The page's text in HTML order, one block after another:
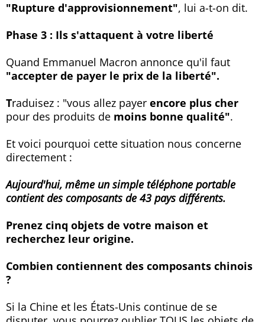
"Rupture d'approvisionnement", lui a-t-on dit.
Phase 3 : Ils s'attaquent à votre liberté
Quand Emmanuel Macron annonce qu'il faut
"accepter de payer le prix de la liberté".
Traduisez : "vous allez payer encore plus cher
pour des produits de moins bonne qualité".
Et voici pourquoi cette situation nous concerne
directement :
Aujourd'hui, même un simple téléphone portable
contient des composants de 43 pays différents.
Prenez cinq objets de votre maison et
recherchez leur origine.
Combien contiennent des composants chinois
?
Si la Chine et les États-Unis continue de se